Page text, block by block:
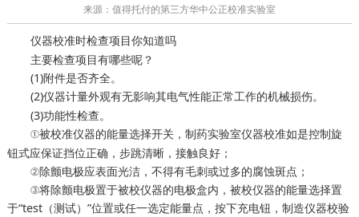
来源：值得托付的第三方华中公正校准实验室
仪器校准时检查项目你知道吗
主要检查项目有哪些呢？
(1)附件是否齐全。
(2)仪器计量外观有无影响其电气性能正常工作的机械损伤。
(3)功能性检查。
①被校准仪器的能量选择开关， 制药实验室仪器校准如是控制旋
钮式应保证挡位正确，步跳清晰，接触良好；
②除颤电极应表面光洁，不得有毛刺或过多的腐蚀斑点；
③将除颤电极置于被校仪器的电极盒内，被校仪器的能量选择置
于“test（测试）”位置或任一选定能量点，按下充电钮， 制造仪器校验